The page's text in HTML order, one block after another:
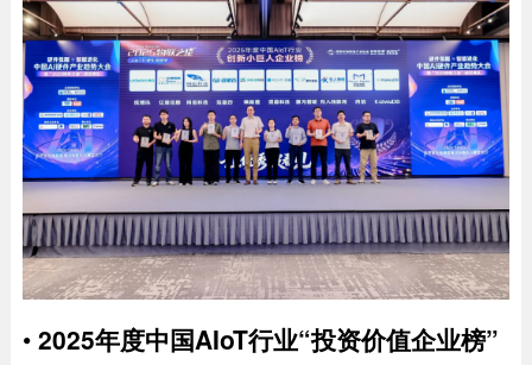
• 2025年度中国AIoT行业“投资价值企业榜”